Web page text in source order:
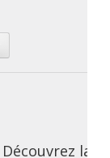
la